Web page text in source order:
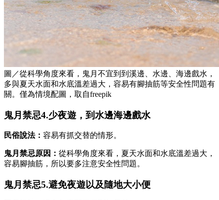
圖／從科學角度來看，鬼月不宜到到溪邊、水邊、海邊戲水，
多與夏天水面和水底溫差過大，容易有腳抽筋等安全性問題有
關。僅為情境配圖，取自freepik
鬼月禁忌4.少夜遊，到水邊海邊戲水
民俗說法： 容易有抓交替的情形。
鬼月禁忌原因： 從科學角度來看，夏天水面和水底溫差過大，
容易腳抽筋，所以要多注意安全性問題。
鬼月禁忌5.避免夜遊以及隨地大小便